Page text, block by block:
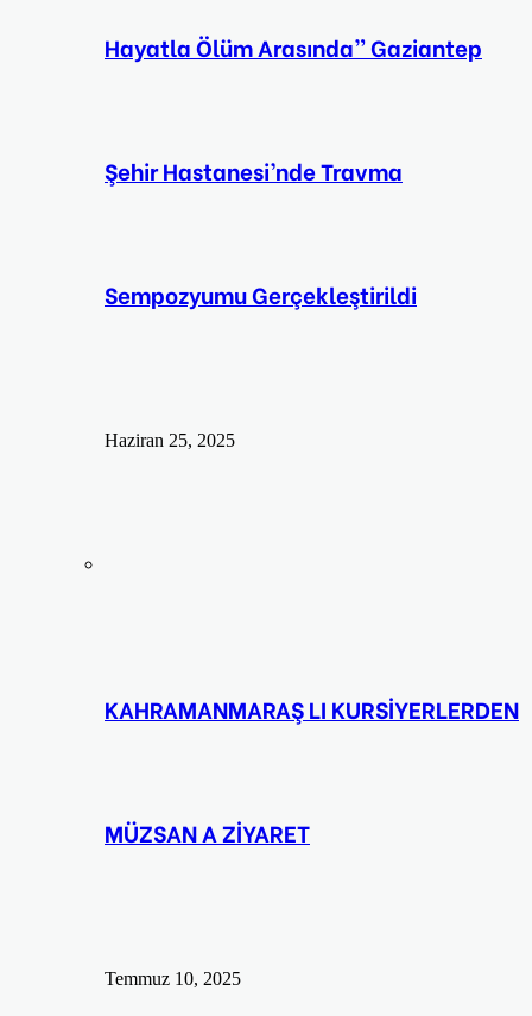
Hayatla Ölüm Arasında” Gaziantep
Şehir Hastanesi’nde Travma
Sempozyumu Gerçekleştirildi
Haziran 25, 2025
KAHRAMANMARAŞ LI KURSİYERLERDEN
MÜZSAN A ZİYARET
Temmuz 10, 2025